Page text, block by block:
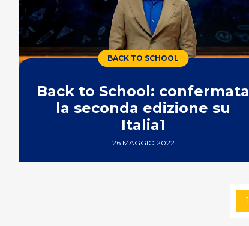
BACK TO SCHOOL
Back to School: confermata
la seconda edizione su
Italia1
26 MAGGIO 2022
1